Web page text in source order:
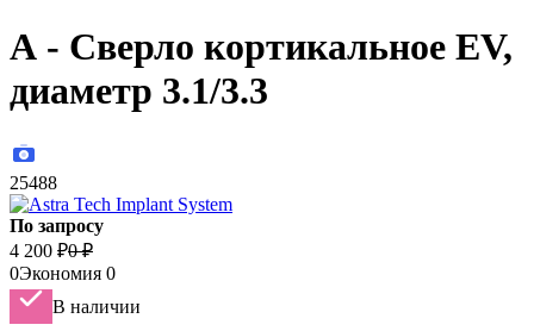
А - Сверло кортикальное EV,
диаметр 3.1/3.3
25488
По запросу
4 200 ₽0 ₽
0Экономия 0
В наличии